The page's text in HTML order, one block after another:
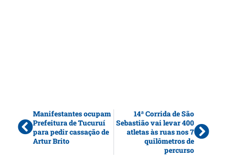
Manifestantes ocupam
Prefeitura de Tucuruí
para pedir cassação de
Artur Brito
14ª Corrida de São
Sebastião vai levar 400
atletas às ruas nos 7
quilômetros de
percurso